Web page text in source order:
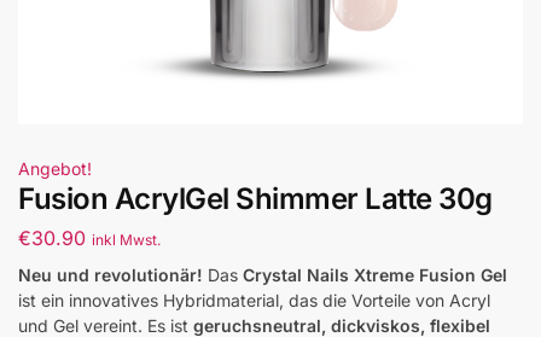
Angebot!
Fusion AcrylGel Shimmer Latte 30g
€30.90 inkl Mwst.
Neu und revolutionär! Das Crystal Nails Xtreme Fusion Gel
ist ein innovatives Hybridmaterial, das die Vorteile von Acryl
und Gel vereint. Es ist geruchsneutral, dickviskos, flexibel